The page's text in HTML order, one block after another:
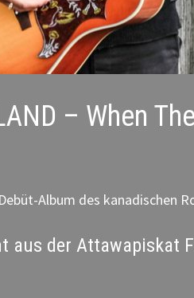
– When
Album des kanadischen
aus der Attawapiskat